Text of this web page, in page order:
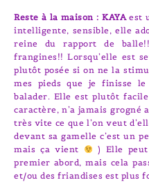
Reste à la maison : KAYAest
intelligente, sensible, elle
reine du rapport de
frangines!! Lorsqu’elle est
plutôt posée si on ne la
mes pieds que je finisse
balader. Elle est plutôt
caractère, n’a jamais grogné
très vite ce que l’on veut
devant sa gamelle c’est un
mais ça vient
) Elle
premier abord, mais cela
et/ou des friandises est plus